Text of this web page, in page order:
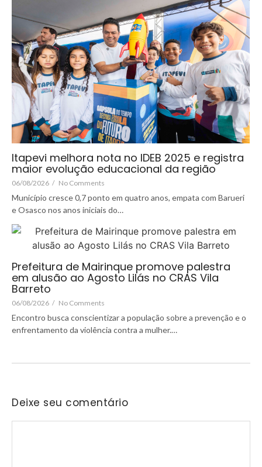
Itapevi melhora nota no IDEB 2025 e registra
maior evolução educacional da região
06/08/2026 / No Comments
Município cresce 0,7 ponto em quatro anos, empata com Barueri
e Osasco nos anos iniciais do…
Prefeitura de Mairinque promove palestra
em alusão ao Agosto Lilás no CRAS Vila
Barreto
06/08/2026 / No Comments
Encontro busca conscientizar a população sobre a prevenção e o
enfrentamento da violência contra a mulher.…
Deixe seu comentário